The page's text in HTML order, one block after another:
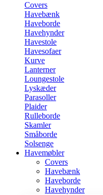
Covers
Havebænk
Haveborde
Havehynder
Havestole
Havesofaer
Kurve
Lanterner
Loungestole
Lyskæder
Parasoller
Plaider
Rulleborde
Skamler
Småborde
Solsenge
Havemøbler
Covers
Havebænk
Haveborde
Havehynder